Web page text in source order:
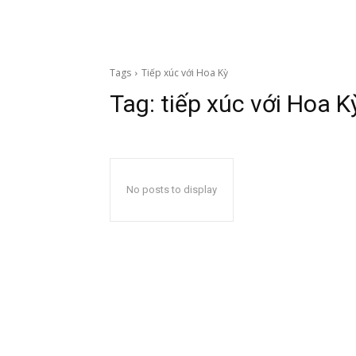
Tags Tiếp xúc với Hoa Kỳ
Tag: tiếp xúc với Hoa
No posts to display